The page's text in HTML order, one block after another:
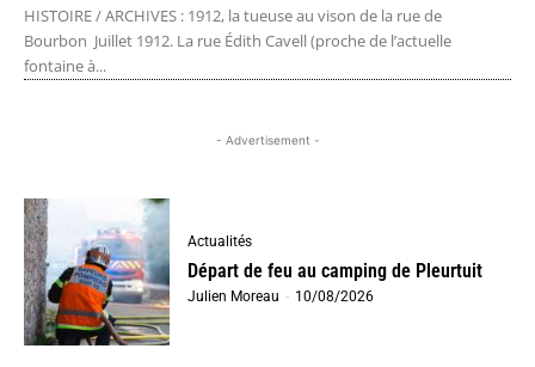
HISTOIRE / ARCHIVES : 1912, la tueuse au vison de la rue de
Bourbon Juillet 1912. La rue Édith Cavell (proche de l’actuelle
fontaine à...
- Advertisement -
Actualités
Départ de feu au camping de Pleurtuit
Julien Moreau - 10/08/2026